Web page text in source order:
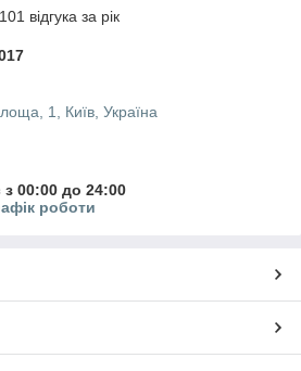
відгука за рік
1, Київ, Україна
00:00 до 24:00
роботи